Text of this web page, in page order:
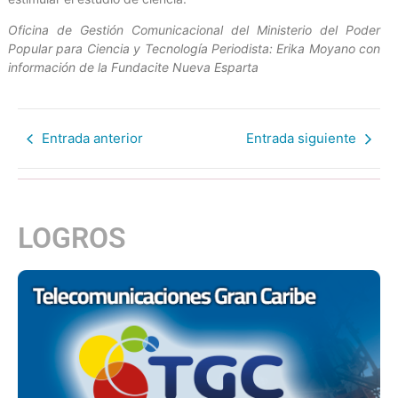
Oficina de Gestión Comunicacional del Ministerio del Poder
Popular para Ciencia y Tecnología Periodista: Erika Moyano con
información de la Fundacite Nueva Esparta
Entrada anterior Entrada siguiente
LOGROS